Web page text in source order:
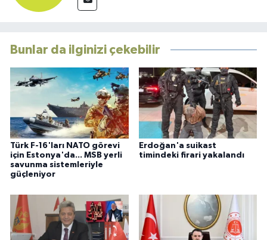
Bunlar da ilginizi çekebilir
Türk F-16'ları NATO görevi
için Estonya'da... MSB yerli
savunma sistemleriyle
güçleniyor
Erdoğan'a suikast
timindeki firari yakalandı